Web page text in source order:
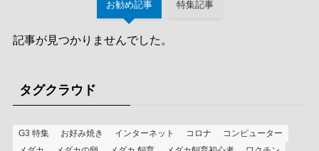
お勧め記事 特集記事
記事が見つかりませんでした。
タグクラウド
G3 特集 お好み焼き インターネット コロナ
コンピューター